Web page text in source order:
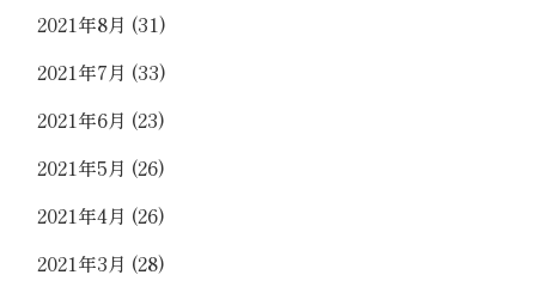
2021年8月 (31)
2021年7月 (33)
2021年6月 (23)
2021年5月 (26)
2021年4月 (26)
2021年3月 (28)